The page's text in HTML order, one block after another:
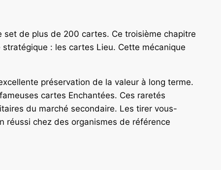
de plus de 200 cartes. Ce troisième chapitre
: les cartes Lieu. Cette mécanique
préservation de la valeur à long terme.
cartes Enchantées. Ces raretés
du marché secondaire. Les tirer vous-
réussi chez des organismes de référence